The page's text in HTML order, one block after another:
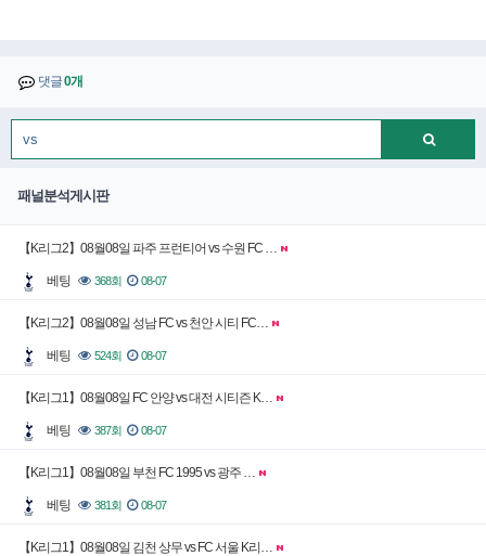
댓글0개
패널분석게시판
【K리그2】08월08일 파주 프런티어 vs 수원 FC …
베팅 368회 08-07
【K리그2】08월08일 성남 FC vs 천안 시티 FC…
베팅 524회 08-07
【K리그1】08월08일 FC 안양 vs 대전 시티즌 K…
베팅 387회 08-07
【K리그1】08월08일 부천 FC 1995 vs 광주 …
베팅 381회 08-07
【K리그1】08월08일 김천 상무 vs FC 서울 K리…